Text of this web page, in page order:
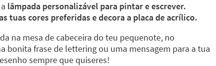
lâmpada personalizável para pintar e escrever.
tuas cores preferidas e decora a placa de acrílico.
na mesa de cabeceira do teu pequenote, no
bonita frase de lettering ou uma mensagem para a tua
sempre que quiseres!